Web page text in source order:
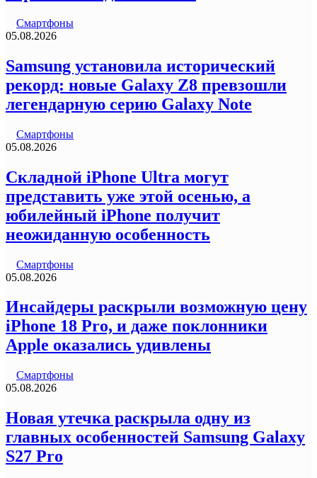
Смартфоны
05.08.2026
Samsung установила исторический
рекорд: новые Galaxy Z8 превзошли
легендарную серию Galaxy Note
Смартфоны
05.08.2026
Складной iPhone Ultra могут
представить уже этой осенью, а
юбилейный iPhone получит
неожиданную особенность
Смартфоны
05.08.2026
Инсайдеры раскрыли возможную цену
iPhone 18 Pro, и даже поклонники
Apple оказались удивлены
Смартфоны
05.08.2026
Новая утечка раскрыла одну из
главных особенностей Samsung Galaxy
S27 Pro